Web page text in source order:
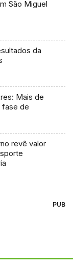
São Miguel
da
Mais de
fase de
revê valor
PUB